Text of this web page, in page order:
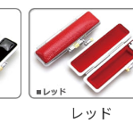
レッド